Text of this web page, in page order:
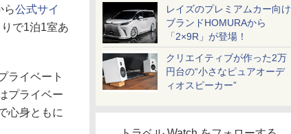
レイズのプレミアムカー向け
ブランドHOMURAから
「2×9R」が登場！
クリエイティブが作った2万
円台の“小さなピュアオーデ
ィオスピーカー”
ら公式サイ
で1泊1室あ
ライベート
プライベー
心身ともに